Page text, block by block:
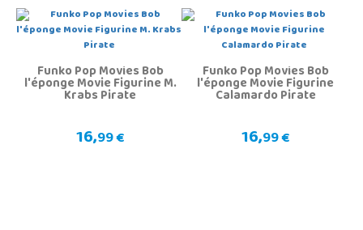
Funko Pop Movies Bob
l'éponge Movie Figurine M.
Krabs Pirate
16,99 €
Funko Pop Movies Bob
l'éponge Movie Figurine
Calamardo Pirate
16,99 €